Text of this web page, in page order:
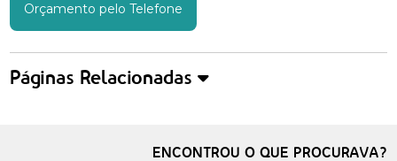
Orçamento pelo Telefone
Páginas Relacionadas
ENCONTROU O QUE PROCURAVA?